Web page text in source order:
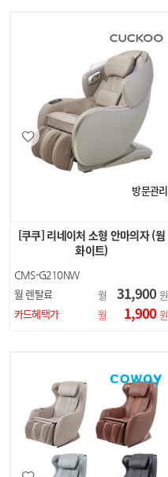
방문관리
[쿠쿠] 리네이처 소형 안마의자 (웜
화이트)
CMS-G210NW
월 렌탈료 월 31,900 원
카드혜택가
월 1,900 원